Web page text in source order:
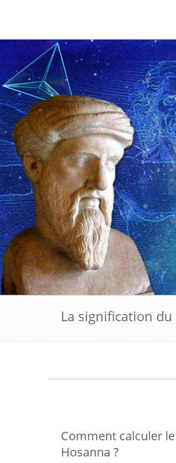
La signification
Comment calculer
Hosanna ?